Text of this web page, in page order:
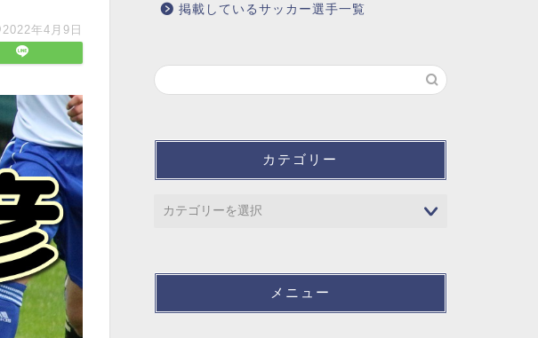
2022年4月9日
掲載しているサッカー選手一覧
カテゴリー
メニュー